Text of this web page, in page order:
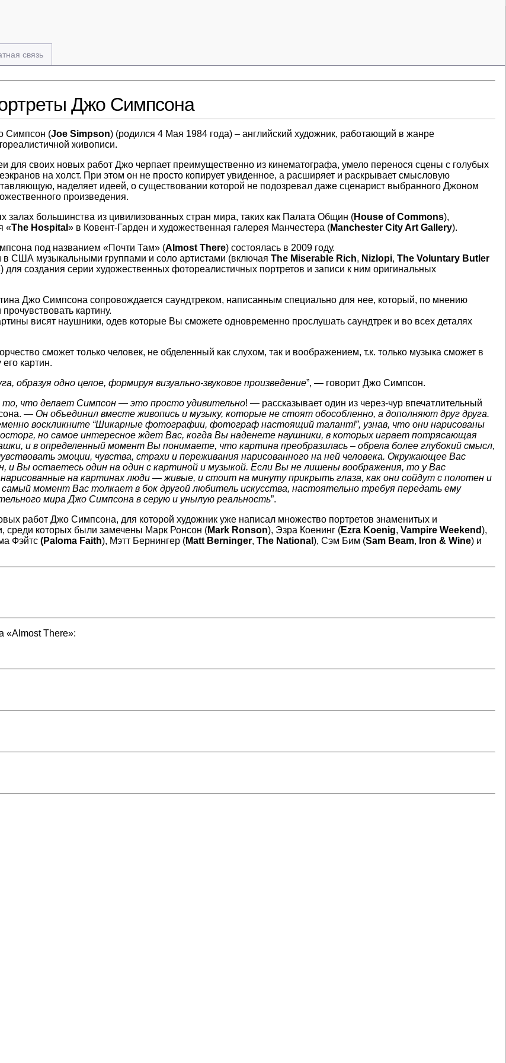
связь
Джо Симпсона
Симпсон (Joe Simpson) (родился 4 Мая 1984 года) – английский художник, работающий в жанре
живописи.
для своих новых работ Джо черпает преимущественно из кинематографа, умело перенося сцены с голубых
на холст. При этом он не просто копирует увиденное, а расширяет и раскрывает смысловую
наделяет идеей, о существовании которой не подозревал даже сценарист выбранного Джоном
произведения.
залах большинства из цивилизованных стран мира, таких как Палата Общин (House of Commons),
«The Hospital » в Ковент-Гарден и художественная галерея Манчестера (Manchester City Art Gallery).
под названием «Почти Там» (Almost There) состоялась в 2009 году.
США музыкальными группами и соло артистами (включая The Miserable Rich, Nizlopi, The Voluntary Butler
) для создания серии художественных фотореалистичных портретов и записи к ним оригинальных
Джо Симпсона сопровождается саундтреком, написанным специально для нее, который, по мнению
картину.
висят наушники, одев которые Вы сможете одновременно прослушать саундтрек и во всех деталях
сможет только человек, не обделенный как слухом, так и воображением, т.к. только музыка сможет в
картин.
образуя одно целое, формируя визуально-звуковое произведение”, — говорит Джо Симпсон.
то, что делает Симпсон — это просто удивительно! — рассказывает один из через-чур впечатлительный
— Он объединил вместе живопись и музыку, которые не стоят обособленно, а дополняют друг друга.
воскликните “Шикарные фотографии, фотограф настоящий талант!”, узнав, что они нарисованы
но самое интересное ждет Вас, когда Вы наденете наушники, в которых играет потрясающая
и в определенный момент Вы понимаете, что картина преобразилась – обрела более глубокий смысл,
эмоции, чувства, страхи и переживания нарисованного на ней человека. Окружающее Вас
и Вы остаетесь один на один с картиной и музыкой. Если Вы не лишены воображения, то у Вас
на картинах люди — живые, и стоит на минуту прикрыть глаза, как они сойдут с полотен и
момент Вас толкает в бок другой любитель искусства, настоятельно требуя передать ему
мира Джо Симпсона в серую и унылую реальность”.
работ Джо Симпсона, для которой художник уже написал множество портретов знаменитых и
которых были замечены Марк Ронсон (Mark Ronson), Эзра Коенинг (Ezra Koenig, Vampire Weekend),
Фэйтс (Paloma Faith), Мэтт Бернингер (Matt Berninger, The National ), Сэм Бим (Sam Beam, Iron & Wine) и
«Almost There»: